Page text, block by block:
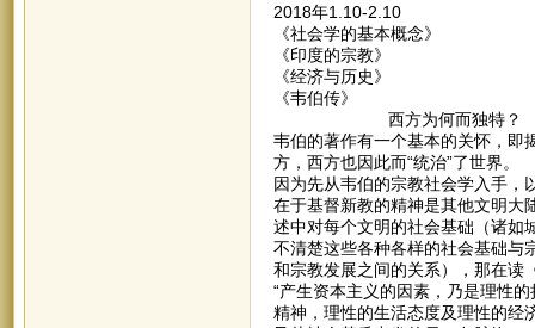
2018年1.10-2.10
《社会学的基本概念》
《印度的宗教》
《经济与历史》
《韦伯传》
西方为何而独特？
韦伯的著作有一个基本的关怀，即
方，西方也因此而“统治”了世界。
因为先从韦伯的宗教社会学入手，
在于基督新教的精神是其他文明大
述中对每个文明的社会基础（诸如
不清楚这些各种各样的社会基础与
和宗教发展之间的关系），那在读
“产生资本主义的因素，乃是理性
精神，理性的生活态度及理性的经